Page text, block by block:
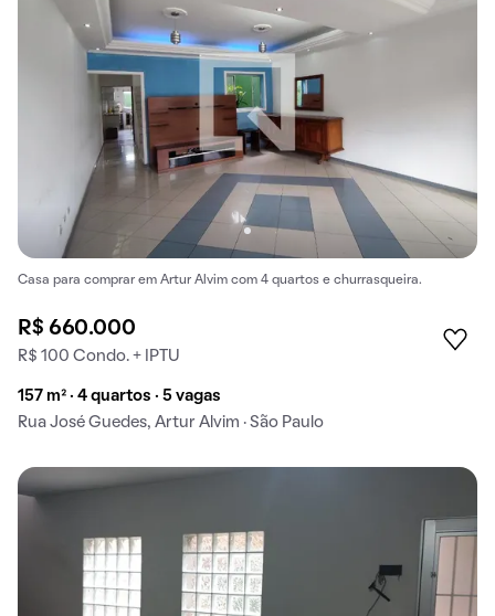
Casa para comprar em Artur Alvim com 4 quartos e churrasqueira.
R$ 660.000
R$ 100 Condo. + IPTU
157 m² · 4 quartos · 5 vagas
Rua José Guedes, Artur Alvim · São Paulo